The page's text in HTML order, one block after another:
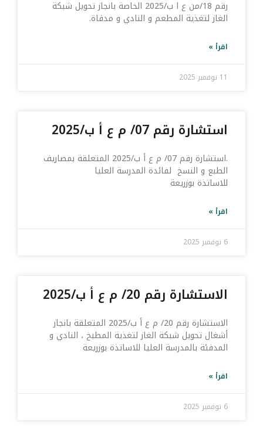
رقم 18/من ع ا ب/2025 الخاصة بانجاز تحويل شبكة
الغاز لتغذية المطعم و النادي و مدفاة.
اقرأ »
11 نوفمبر 2025
استشارة رقم 07/ م ع أ ب/2025
.استشارة رقم 07/ م ع أ ب/2025 المتعلقة بمصاريف
الطبع و النسخ لفائدة المدرسة العليا
للاساتذة بوزريعة
اقرأ »
6 نوفمبر 2025
الاستشارة رقم 20/ م ع أ ب/2025
الاستشارة رقم 20/ م ع أ ب/2025 المتعلقة بانجاز
أشغال تحويل شبكة الغاز لتغذية المطبخ ، النادي و
المدفئة بالمدرسة العليا للاساتذة بوزريعة
اقرأ »
6 نوفمبر 2025